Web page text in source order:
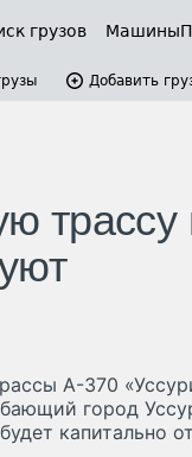
грузов Машины
Добавить
трассу
А-370
город
капитально